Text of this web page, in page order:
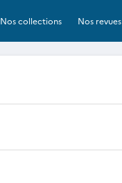
Nos collections Nos revues